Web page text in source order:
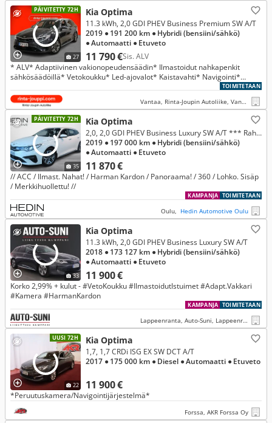
PÄIVITETTY 72H
27
Kia Optima
11 790 €Sis. ALV
11.3 kWh, 2,0 GDI PHEV Business Premium SW A/T
2019 ● 191 200 km ● Hybridi (bensiini/sähkö)
● Automaatti ● Etuveto
* ALV* Adaptiivinen vakionopeudensäädin* Ilmastoidut nahkapenkit
sähkösäädöillä* Vetokoukku* Led-ajovalot* Kaistavahti* Navigointi*
TOIMITETAAN
Vantaa, Rinta-Joupin Autoliike, Vantaa Petikko
PÄIVITETTY 72H
35
Kia Optima
11 870 €
2,0, 2,0 GDI PHEV Business Luxury SW A/T *** Rahoitustarjous 3.99% (+kulut)
2019 ● 197 000 km ● Hybridi (bensiini/sähkö)
● Automaatti ● Etuveto
// ACC / Ilmast. Nahat! / Harman Kardon / Panoraama! / 360 / Lohko. Sisäp
/ Merkkihuollettu! //
TOIMITETAAN
KAMPANJA
Oulu, Hedin Automotive Oulu
33
Kia Optima
11 900 €
11.3 kWh, 2,0 GDI PHEV Business Luxury SW A/T
2018 ● 173 127 km ● Hybridi (bensiini/sähkö)
● Automaatti ● Etuveto
Korko 2,99% + kulut - #VetoKoukku #IlmastoidutIstuimet #Adapt.Vakkari
#Kamera #HarmanKardon
TOIMITETAAN
KAMPANJA
Lappeenranta, Auto-Suni, Lappeenranta
UUSI 72H
22
Kia Optima
11 900 €
1,7, 1,7 CRDi ISG EX SW DCT A/T
2017 ● 175 000 km ● Diesel ● Automaatti ● Etuveto
*Peruutuskamera/Navigointijärjestelmä*
Forssa, AKR Forssa Oy